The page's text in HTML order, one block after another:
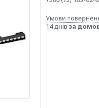
14 днів за